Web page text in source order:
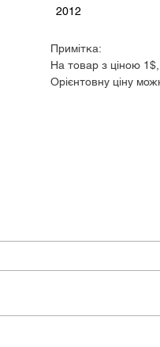
2012
Примітка:
На товар з ціною
Орієнтовну ціну